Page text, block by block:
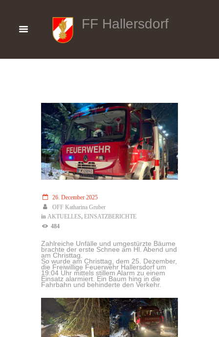
FF Hallersdorf
26. December 2025
OFF Katharina Gruber
in AKTUELLES, EINSATZBERICHTE
484
Zahlreiche Unfälle und umgestürzte Bäume
brachte der erste Schnee am Hl. Abend und
am Christtag.
So wurde am Christtag, dem 25. Dezember,
die Freiwillige Feuerwehr Hallersdorf um
19:04 Uhr mittels stillem Alarm zu einem
Einsatz alarmiert. Ein Baum hing in die
Fahrbahn und behinderte den Verkehr.